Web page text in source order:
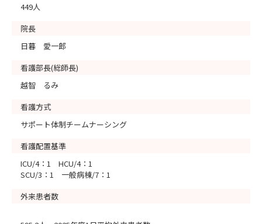
449人
院長
日暮 愛一郎
看護部長(総師長)
越智 るみ
看護方式
サポート体制チームナーシング
看護配置基準
ICU/4：1 HCU/4：1
SCU/3：1 一般病棟/7：1
外来患者数